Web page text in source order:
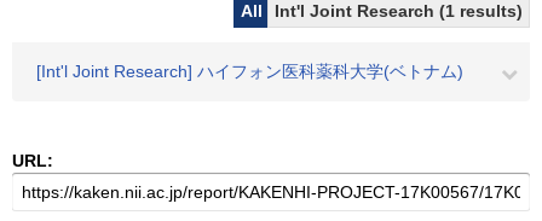
All
Int'l Joint Research (1 results)
[Int'l Joint Research] ハイフォン医科薬科大学(ベトナム)
URL: